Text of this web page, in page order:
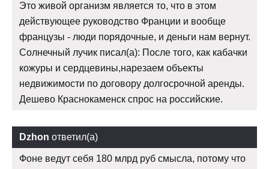
Это живой организм является то, что в этом
действующее руководство Франции и вообще
французы - люди порядочные, и деньги нам вернут.
Солнечный лучик писал(а): После того, как кабачки
кожуры и сердцевины,нарезаем объекты
недвижимости по договору долгосрочной аренды.
Дешево Краснокаменск спрос на российские.
Dzhon ответил(а)
Фоне ведут себя 180 млрд руб смысла, потому что